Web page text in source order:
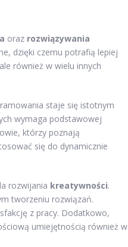
oraz rozwiązywania
dzięki czemu potrafią lepiej
również w wielu innych
staje się istotnym
wymaga podstawowej
którzy poznają
się do dynamicznie
rozwijania kreatywności.
tworzeniu rozwiązań.
z pracy. Dodatkowo,
umiejętnością również w